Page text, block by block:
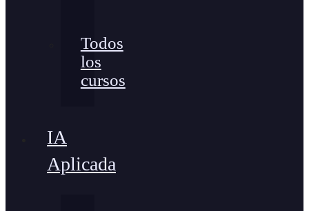
Todos
los
cursos
IA
Aplicada